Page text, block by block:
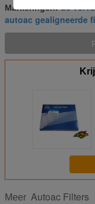
Markeringen:de
autoac gealigneerde
Meer Autoac Filters